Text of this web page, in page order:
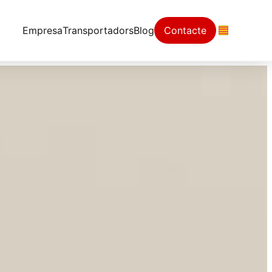
EmpresaTransportadorsBlog Contacte